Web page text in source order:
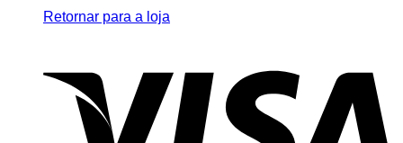
Retornar para a loja